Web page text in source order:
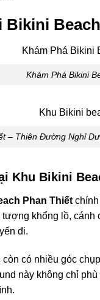
Khám Phá Bikini
– Thiên Đường Nghỉ
Khu Bikini
Phan Thiết
khổng lồ,
đi.
có nhiều góc
này không chỉ